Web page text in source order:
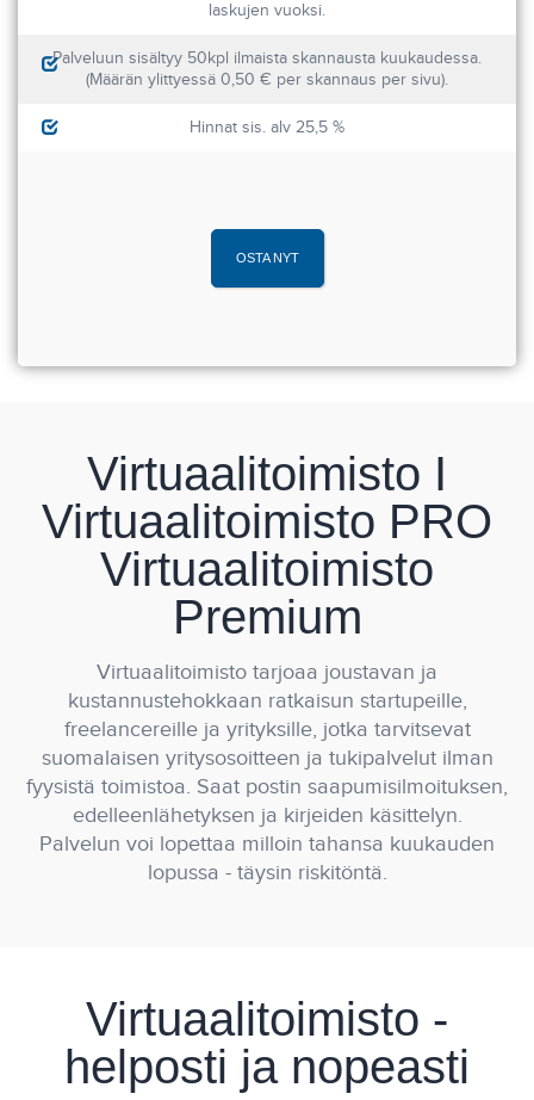
laskujen vuoksi.
Palveluun sisältyy 50kpl ilmaista skannausta kuukaudessa.
(Määrän ylittyessä 0,50 € per skannaus per sivu).
Hinnat sis. alv 25,5 %
OSTA NYT
Virtuaalitoimisto I
Virtuaalitoimisto PRO
Virtuaalitoimisto
Premium
Virtuaalitoimisto tarjoaa joustavan ja
kustannustehokkaan ratkaisun startupeille,
freelancereille ja yrityksille, jotka tarvitsevat
suomalaisen yritysosoitteen ja tukipalvelut ilman
fyysistä toimistoa. Saat postin saapumisilmoituksen,
edelleenlähetyksen ja kirjeiden käsittelyn.
Palvelun voi lopettaa milloin tahansa kuukauden
lopussa - täysin riskitöntä.
Virtuaalitoimisto -
helposti ja nopeasti